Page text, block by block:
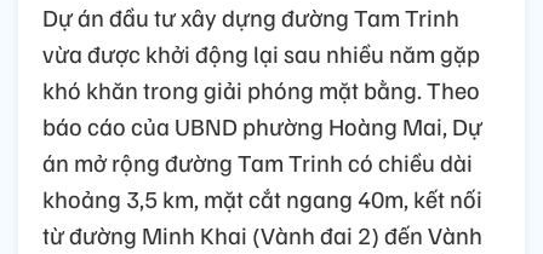
Dự án đầu tư xây dựng đường Tam Trinh
vừa được khởi động lại sau nhiều năm gặp
khó khăn trong giải phóng mặt bằng. Theo
báo cáo của UBND phường Hoàng Mai, Dự
án mở rộng đường Tam Trinh có chiều dài
khoảng 3,5 km, mặt cắt ngang 40m, kết nối
từ đường Minh Khai (Vành đai 2) đến Vành